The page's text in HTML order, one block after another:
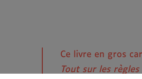
Ce livre en gros
Tout sur les règles